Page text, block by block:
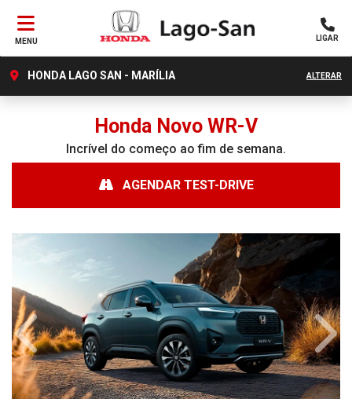
MENU LIGAR
HONDA LAGO SAN - MARÍLIA ALTERAR
Honda Novo WR-V
Incrível do começo ao fim de semana.
AGENDAR TEST-DRIVE
Anterior